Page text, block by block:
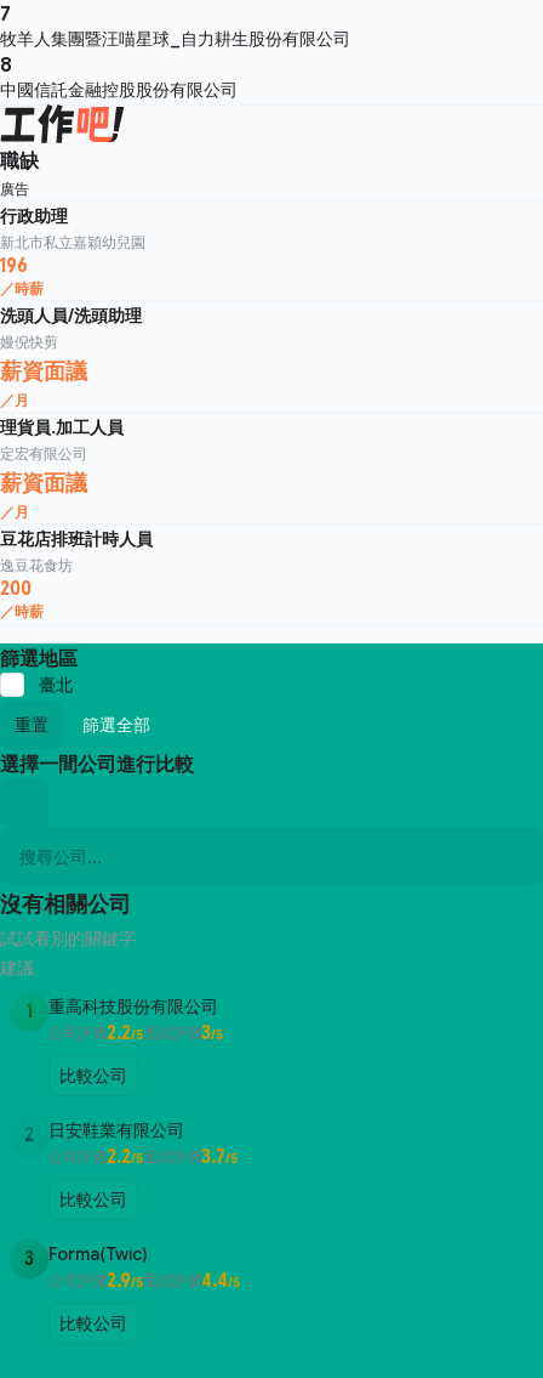
7
牧羊人集團暨汪喵星球_自力耕生股份有限公司
8
中國信託金融控股股份有限公司
職缺
廣告
行政助理
新北市私立嘉穎幼兒園
196
／時薪
洗頭人員/洗頭助理
嫚倪快剪
薪資面議
／月
理貨員.加工人員
定宏有限公司
薪資面議
／月
豆花店排班計時人員
逸豆花食坊
200
／時薪
篩選地區
臺北
重置
篩選全部
選擇一間公司進行比較
沒有相關公司
試試看別的關鍵字
建議
1 重高科技股份有限公司
公司評價2.2/5面試評價3/5
比較公司
2 日安鞋業有限公司
公司評價2.2/5面試評價3.7/5
比較公司
3 Forma(Twic)
公司評價2.9/5面試評價4.4/5
比較公司